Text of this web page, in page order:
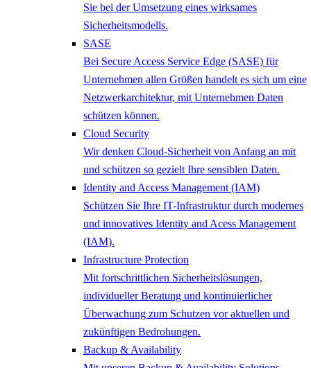
Sie bei der Umsetzung eines wirksames
Sicherheitsmodells.
SASE
Bei Secure Access Service Edge (SASE) für
Unternehmen allen Größen handelt es sich um eine
Netzwerkarchitektur, mit Unternehmen Daten
schützen können.
Cloud Security
Wir denken Cloud-Sicherheit von Anfang an mit
und schützen so gezielt Ihre sensiblen Daten.
Identity and Access Management (IAM)
Schützen Sie Ihre IT-Infrastruktur durch modernes
und innovatives Identity and Acess Management
(IAM).
Infrastructure Protection
Mit fortschrittlichen Sicherheitslösungen,
individueller Beratung und kontinuierlicher
Überwachung zum Schutzen vor aktuellen und
zukünftigen Bedrohungen.
Backup & Availability